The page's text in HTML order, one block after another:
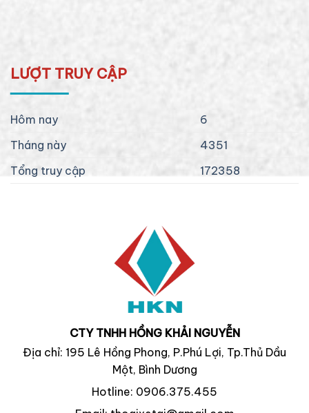
LƯỢT TRUY CẬP
Hôm nay
6
Tháng này
4351
Tổng truy cập
172358
CTY TNHH HỒNG KHẢI NGUYỄN
Địa chỉ: 195 Lê Hồng Phong, P.Phú Lợi, Tp.Thủ Dầu
Một, Bình Dương
Hotline: 0906.375.455